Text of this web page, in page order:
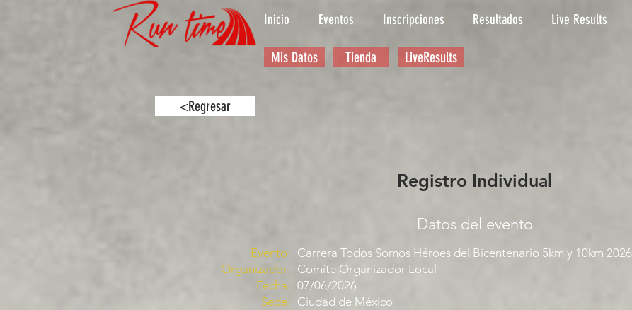
Inicio Eventos Inscripciones Resultados Live Results
Mis Datos Tienda LiveResults
<Regresar
Registro Individual
Datos del evento
Evento:
Organizador:
Fecha:
Sede:
Carrera Todos Somos Héroes del Bicentenario 5km y 10km 2026
Comité Organizador Local
07/06/2026
Ciudad de México